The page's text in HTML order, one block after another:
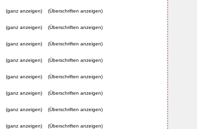
(ganz anzeigen) (Überschriften anzeigen)
(ganz anzeigen) (Überschriften anzeigen)
(ganz anzeigen) (Überschriften anzeigen)
(ganz anzeigen) (Überschriften anzeigen)
(ganz anzeigen) (Überschriften anzeigen)
(ganz anzeigen) (Überschriften anzeigen)
(ganz anzeigen) (Überschriften anzeigen)
(ganz anzeigen) (Überschriften anzeigen)